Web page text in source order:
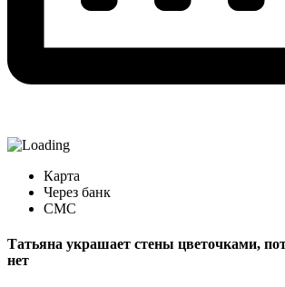
Карта
Через банк
СМС
Татьяна украшает стены цветочками,
нет